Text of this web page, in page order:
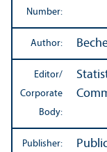
Number:
Author:
Editor/
Corporate
Body:
Publisher: